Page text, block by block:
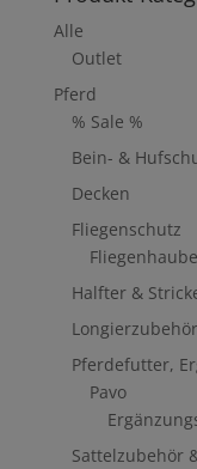
Alle
Outlet
Pferd
% Sale %
Bein- &
Decken
Fliegenschutz
Halfter &
Longierzubehör
Pferdefutter,
Pavo
Sattelzubehör